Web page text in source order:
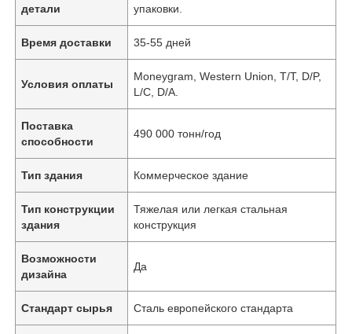
детали
упаковки.
Время доставки 35-55 дней
Условия оплаты
Moneygram, Western Union, T/T, D/P,
L/C, D/A.
Поставка
способности
490 000 тонн/год
Тип здания Коммерческое здание
Тип конструкции
здания
Тяжелая или легкая стальная
конструкция
Возможности
дизайна
Да
Стандарт сырья Сталь европейского стандарта